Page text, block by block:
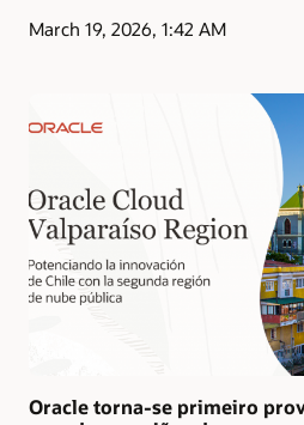
March 19, 2026, 1:42 AM
Oracle torna-se primeiro